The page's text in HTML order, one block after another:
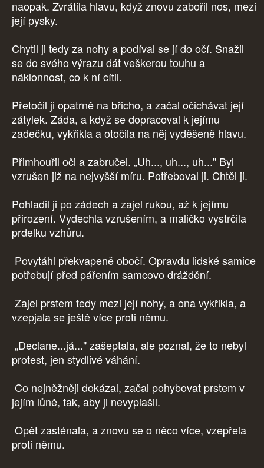
naopak. Zvrátila hlavu, když znovu zabořil nos, mezi
její pysky.
Chytil ji tedy za nohy a podíval se jí do očí. Snažil
se do svého výrazu dát veškerou touhu a
náklonnost, co k ní cítil.
Přetočil ji opatrně na břicho, a začal očichávat její
zátylek. Záda, a když se dopracoval k jejímu
zadečku, vykřikla a otočila na něj vyděšeně hlavu.
Přimhouřil oči a zabručel. „Uh..., uh..., uh..." Byl
vzrušen již na nejvyšší míru. Potřeboval ji. Chtěl ji.
Pohladil ji po zádech a zajel rukou, až k jejímu
přirození. Vydechla vzrušením, a maličko vystrčila
prdelku vzhůru.
Povytáhl překvapeně obočí. Opravdu lidské samice
potřebují před pářením samcovo dráždění.
Zajel prstem tedy mezi její nohy, a ona vykřikla, a
vzepjala se ještě více proti němu.
„Declane...já..." zašeptala, ale poznal, že to nebyl
protest, jen stydlivé váhání.
Co nejněžněji dokázal, začal pohybovat prstem v
jejím lůně, tak, aby ji nevyplašil.
Opět zasténala, a znovu se o něco více, vzepřela
proti němu.